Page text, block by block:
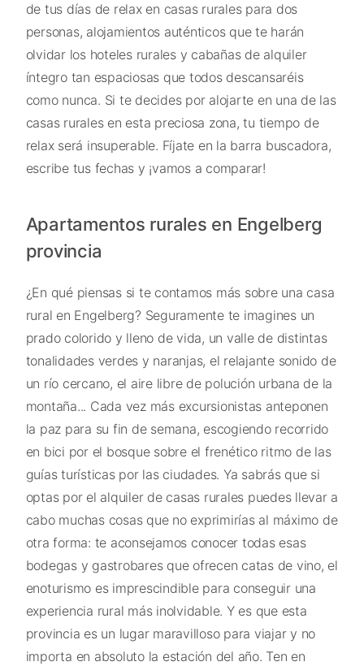
de tus días de relax en casas rurales para dos
personas, alojamientos auténticos que te harán
olvidar los hoteles rurales y cabañas de alquiler
íntegro tan espaciosas que todos descansaréis
como nunca. Si te decides por alojarte en una de las
casas rurales en esta preciosa zona, tu tiempo de
relax será insuperable. Fíjate en la barra buscadora,
escribe tus fechas y ¡vamos a comparar!
Apartamentos rurales en Engelberg
provincia
¿En qué piensas si te contamos más sobre una casa
rural en Engelberg? Seguramente te imagines un
prado colorido y lleno de vida, un valle de distintas
tonalidades verdes y naranjas, el relajante sonido de
un río cercano, el aire libre de polución urbana de la
montaña... Cada vez más excursionistas anteponen
la paz para su fin de semana, escogiendo recorrido
en bici por el bosque sobre el frenético ritmo de las
guías turísticas por las ciudades. Ya sabrás que si
optas por el alquiler de casas rurales puedes llevar a
cabo muchas cosas que no exprimirías al máximo de
otra forma: te aconsejamos conocer todas esas
bodegas y gastrobares que ofrecen catas de vino, el
enoturismo es imprescindible para conseguir una
experiencia rural más inolvidable. Y es que esta
provincia es un lugar maravilloso para viajar y no
importa en absoluto la estación del año. Ten en